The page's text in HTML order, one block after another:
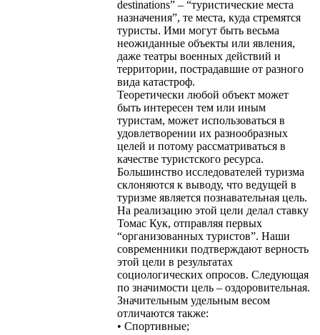
destinations” – “туристические места
назначения”, те места, куда стремятся
туристы. Ими могут быть весьма
неожиданные объекты или явления,
даже театры военных действий и
территории, пострадавшие от разного
вида катастроф.
Теоретически любой объект может
быть интересен тем или иным
туристам, может использоваться в
удовлетворении их разнообразных
целей и потому рассматриваться в
качестве туристского ресурса.
Большинство исследователей туризма
склоняются к выводу, что ведущей в
туризме является познавательная цель.
На реализацию этой цели делал ставку
Томас Кук, отправляя первых
“организованных туристов”. Наши
современники подтверждают верность
этой цели в результатах
социологических опросов. Следующая
по значимости цель – оздоровительная.
Значительным удельным весом
отличаются также:
• Спортивные;